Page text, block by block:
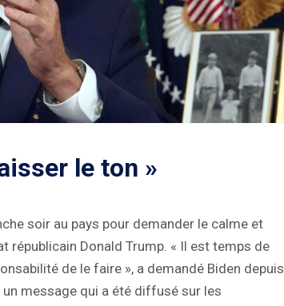
le ton »
soir au pays pour demander le calme et
républicain Donald Trump. « Il est temps de
de le faire », a demandé Biden depuis
un message qui a été diffusé sur les